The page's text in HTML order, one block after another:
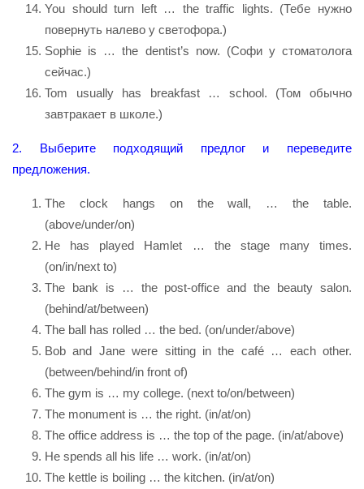
You should turn left … the traffic lights. (Тебе нужно
повернуть налево у светофора.)
Sophie is … the dentist’s now. (Софи у стоматолога
сейчас.)
Tom usually has breakfast … school. (Том обычно
завтракает в школе.)
2. Выберите подходящий предлог и переведите
предложения.
The clock hangs on the wall, … the table.
(above/under/on)
He has played Hamlet … the stage many times.
(on/in/next to)
The bank is … the post-office and the beauty salon.
(behind/at/between)
The ball has rolled … the bed. (on/under/above)
Bob and Jane were sitting in the café … each other.
(between/behind/in front of)
The gym is … my college. (next to/on/between)
The monument is … the right. (in/at/on)
The office address is … the top of the page. (in/at/above)
He spends all his life … work. (in/at/on)
The kettle is boiling … the kitchen. (in/at/on)